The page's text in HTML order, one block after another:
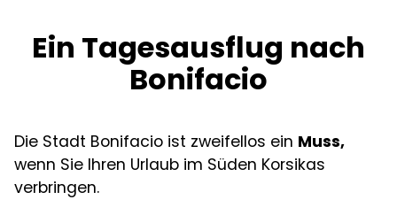
Ein Tagesausflug nach
Bonifacio
Die Stadt Bonifacio ist zweifellos ein Muss,
wenn Sie Ihren Urlaub im Süden Korsikas
verbringen.